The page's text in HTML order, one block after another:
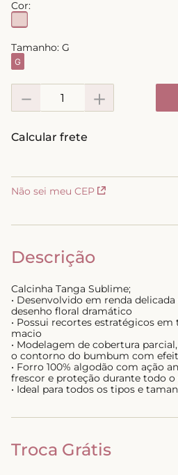
Cor:
Tamanho: G
G
＋
－
Não sei meu CEP
Descrição
Calcinha Tanga Sublime;
• Desenvolvido em renda
desenho floral dramático
• Possui recortes estratégicos
macio
• Modelagem de cobertura
o contorno do bumbum com
• Forro 100% algodão com ação
frescor e proteção durante todo o
• Ideal para todos os tipos e
Troca Grátis
short doll
º